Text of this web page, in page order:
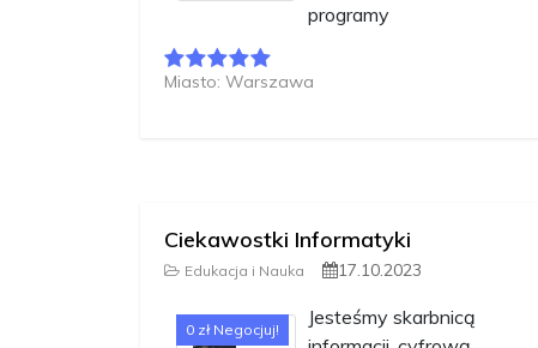
programy
Miasto: Warszawa
Ciekawostki Informatyki
Edukacja i Nauka 17.10.2023
0 zł Negocjuj!
Jesteśmy skarbnicą